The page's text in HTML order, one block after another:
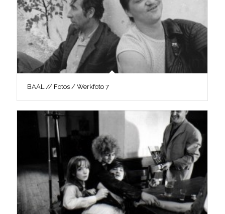
BAAL // Fotos / Werkfoto 7